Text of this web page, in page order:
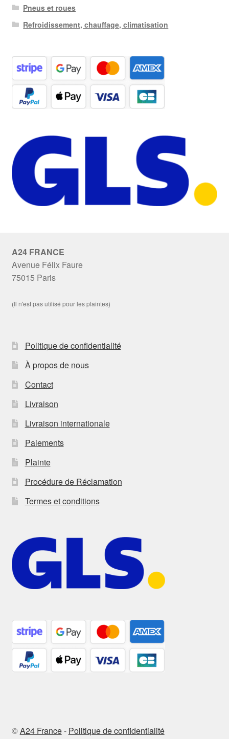
Pneus et roues
Refroidissement, chauffage, climatisation
A24 FRANCE
Avenue Félix Faure
75015 Paris
(Il n'est pas utilisé pour les plaintes)
Politique de confidentialité
À propos de nous
Contact
Livraison
Livraison internationale
Paiements
Plainte
Procédure de Réclamation
Termes et conditions
©A24 France- Politique de confidentialité